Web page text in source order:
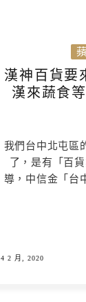
漢神百貨要
漢來蔬食
我們台中北屯區
了，是有「百
導，中信金「台
4 2 月, 2020